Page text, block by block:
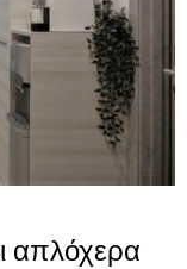
απλόχερα